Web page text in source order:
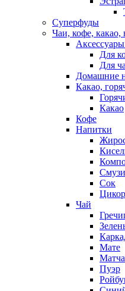
Суперфуды
Чаи, кофе, какао,
Для
Для
Домашние
Какао,
Какао
Кофе
Напитки
Смузи
Сок
Чай
Мате
Матча
Пуэр